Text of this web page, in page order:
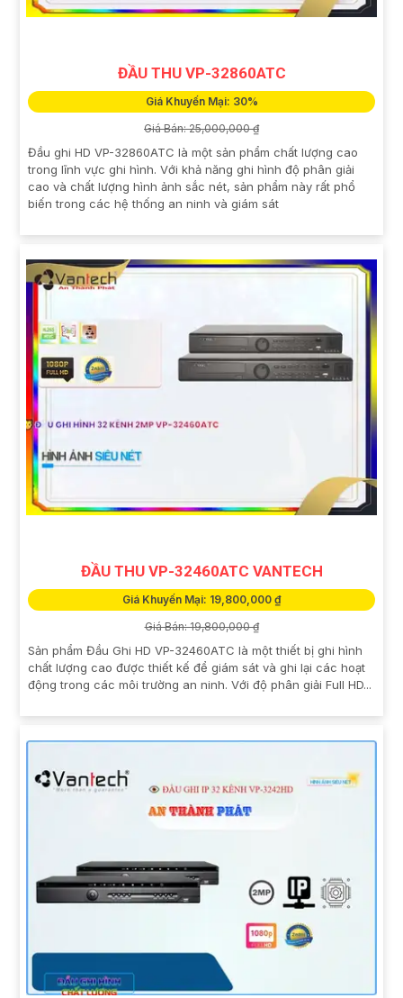
ĐẦU THU VP-32860ATC
Giá Khuyến Mại: 30%
Giá Bán: 25,000,000 ₫
Đầu ghi HD VP-32860ATC là một sản phẩm chất lượng cao
trong lĩnh vực ghi hình. Với khả năng ghi hình độ phân giải
cao và chất lượng hình ảnh sắc nét, sản phẩm này rất phổ
biến trong các hệ thống an ninh và giám sát
ĐẦU THU VP-32460ATC VANTECH
Giá Khuyến Mại: 19,800,000 ₫
Giá Bán: 19,800,000 ₫
Sản phẩm Đầu Ghi HD VP-32460ATC là một thiết bị ghi hình
chất lượng cao được thiết kế để giám sát và ghi lại các hoạt
động trong các môi trường an ninh. Với độ phân giải Full HD...